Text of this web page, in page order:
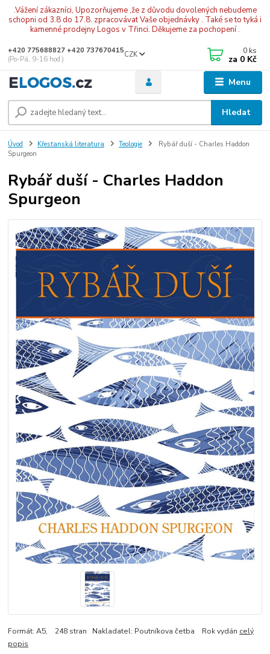
.Vážení zákazníci, Upozorňujeme ,že z důvodu dovolených nebudeme
schopni od 3.8 do 17.8. zpracovávat Vaše objednávky . Také se to tyká i
kamenné prodejny Logos v Třinci. Děkujeme za pochopení .
Menu
CZK
Hledat
+420 775688827 +420 737670415
(Po-Pá, 9-16 hod.)
0 ks
za 0 Kč
Úvod Křesťanská literatura Teologie
Rybář duší - Charles Haddon
Spurgeon
Rybář duší - Charles Haddon
Spurgeon
Formát: A5, 248 stran Nakladatel: Poutníkova četba Rok vydán celý
popis